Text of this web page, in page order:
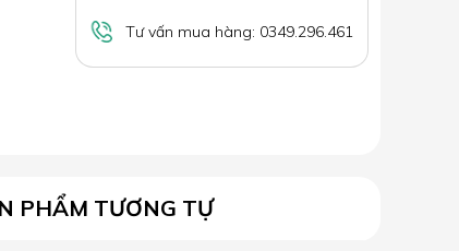
Tư vấn mua hàng: 0349.296.461
PHẨM TƯƠNG TỰ